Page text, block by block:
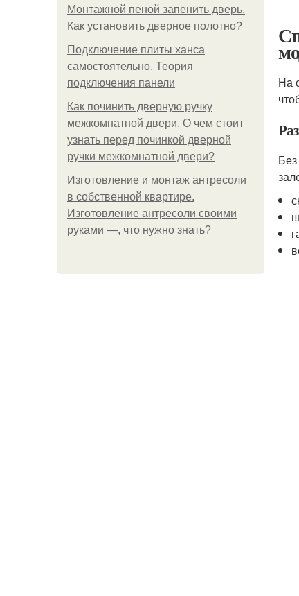
Монтажной пеной запенить дверь.
Как установить дверное полотно?
Подключение плиты ханса
самостоятельно. Теория
подключения панели
Как починить дверную ручку
межкомнатной двери. О чем стоит
узнать перед починкой дверной
ручки межкомнатной двери?
Изготовление и монтаж антресоли
в собственной квартире.
Изготовление антресоли своими
руками —, что нужно знать?
На